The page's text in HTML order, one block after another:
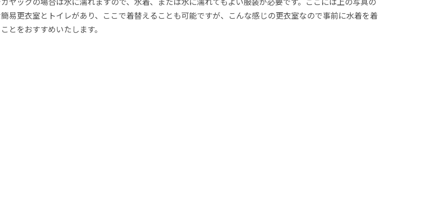
易更衣室とトイレがあり、ここで着替えることも可能ですが、こんな感じの更衣室なので事前に水着を着
とをおすすめいたします。